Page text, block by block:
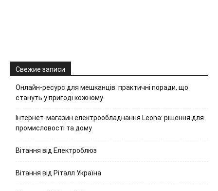
Свежие записи
Онлайн-ресурс для мешканців: практичні поради, що
стануть у пригоді кожному
Інтернет-магазин електрообладнання Leona: рішення для
промисловості та дому
Вітання від Електроблюз
Вітання від Ріталл Україна